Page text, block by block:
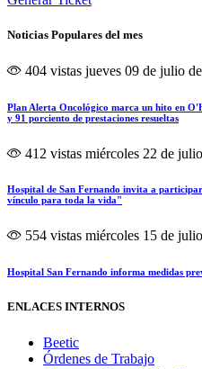
Noticias Populares del mes
404 vistas jueves 09 de julio
Plan Alerta Oncológico marca un hito en
y 91 porciento de prestaciones resueltas
412 vistas miércoles 22 de
Hospital de San Fernando invita a
vínculo para toda la vida"
554 vistas miércoles 15 de
Hospital San Fernando informa medidas
ENLACES INTERNOS
Beetic
Órdenes de Trabajo